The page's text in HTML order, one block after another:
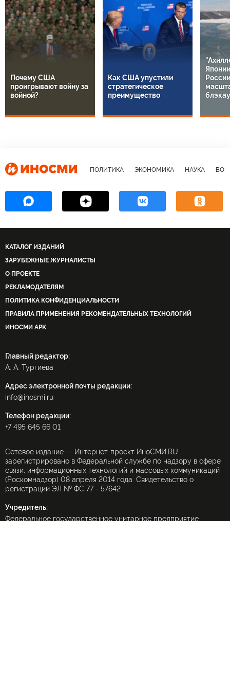
Почему США
проигрывают войну за
войной?
Как США упустили
стратегическое
преимущество
ПОЛИТИКА ЭКОНОМИКА НАУКА
КАТАЛОГ ИЗДАНИЙ
ЗАРУБЕЖНЫЕ ЖУРНАЛИСТЫ
О ПРОЕКТЕ
РЕКЛАМОДАТЕЛЯМ
ПОЛИТИКА КОНФИДЕНЦИАЛЬНОСТИ
ПРАВИЛА ПРИМЕНЕНИЯ РЕКОМЕНДАТЕЛЬНЫХ ТЕХНОЛОГИЙ
ИНОСМИ APK
Главный редактор:
А. А. Тургиева
Адрес электронной почты редакции:
info@inosmi.ru
Телефон редакции:
+7 495 645 66 01
Сетевое издание — Интернет-проект ИноСМИ.RU
зарегистрировано в Федеральной службе по надзору в сфере
связи, информационных технологий и массовых коммуникаций
(Роскомнадзор) 08 апреля 2014 года. Свидетельство о
регистрации ЭЛ № ФС 77 - 57642
Учредитель:
Федеральное государственное унитарное предприятие